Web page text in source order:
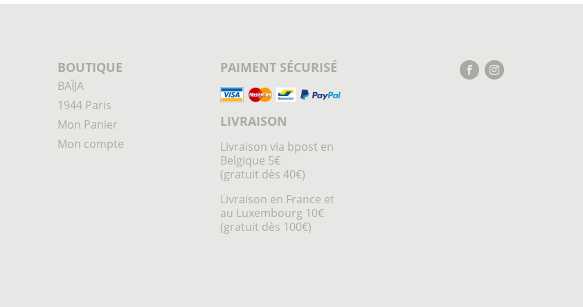
BOUTIQUE
BAÏJA
1944 Paris
Mon Panier
Mon compte
PAIMENT SÉCURISÉ
LIVRAISON
Livraison via bpost en
Belgique 5€
(gratuit dès 40€)
Livraison en France et
au Luxembourg 10€
(gratuit dès 100€)